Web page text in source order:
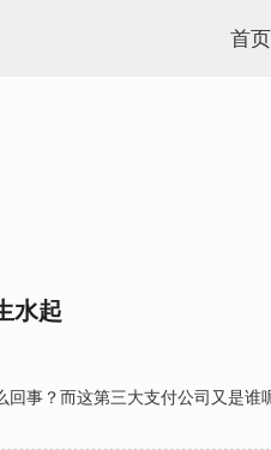
首页
水起
事？而这第三大支付公司又是谁